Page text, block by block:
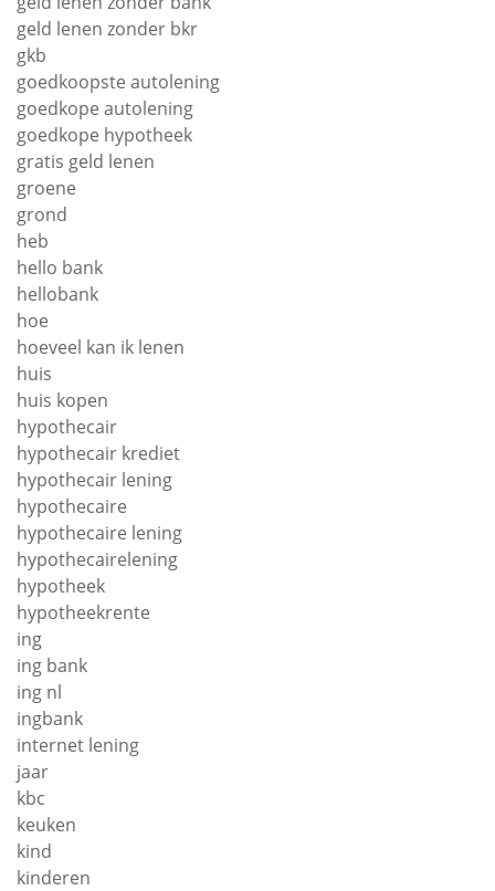
geld lenen zonder bkr
gkb
goedkoopste autolening
goedkope autolening
goedkope hypotheek
gratis geld lenen
groene
grond
heb
hello bank
hellobank
hoe
hoeveel kan ik lenen
huis
huis kopen
hypothecair
hypothecair krediet
hypothecair lening
hypothecaire
hypothecaire lening
hypothecairelening
hypotheek
hypotheekrente
ing
ing bank
ing nl
ingbank
internet lening
jaar
kbc
keuken
kind
kinderen